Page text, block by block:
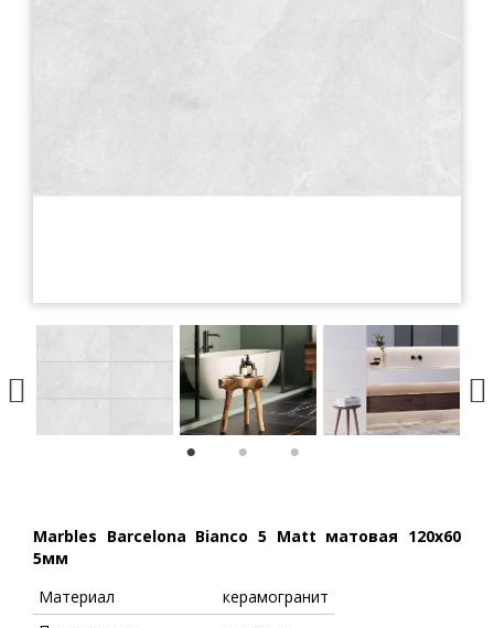
Marbles Barcelona Bianco 5 Matt матовая 120x60
5мм
Материал
керамогранит